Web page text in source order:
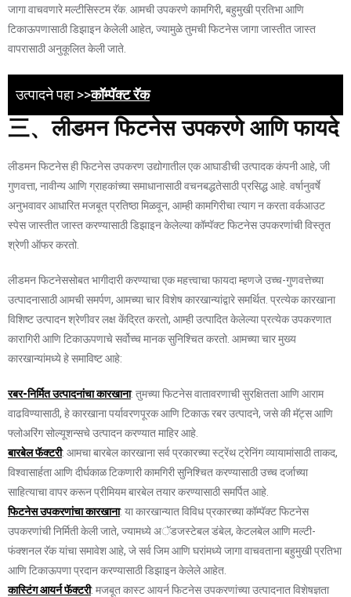
जागा वाचवणारे मल्टीसिस्टम रॅक. आमची उपकरणे कामगिरी, बहुमुखी प्रतिभा आणि
टिकाऊपणासाठी डिझाइन केलेली आहेत, ज्यामुळे तुमची फिटनेस जागा जास्तीत जास्त
वापरासाठी अनुकूलित केली जाते.
उत्पादने पहा >>कॉम्पॅक्ट रॅक
三、लीडमन फिटनेस उपकरणे आणि फायदे
लीडमन फिटनेस ही फिटनेस उपकरण उद्योगातील एक आघाडीची उत्पादक कंपनी आहे, जी
गुणवत्ता, नावीन्य आणि ग्राहकांच्या समाधानासाठी वचनबद्धतेसाठी प्रसिद्ध आहे. वर्षानुवर्षे
अनुभवावर आधारित मजबूत प्रतिष्ठा मिळवून, आम्ही कामगिरीचा त्याग न करता वर्कआउट
स्पेस जास्तीत जास्त करण्यासाठी डिझाइन केलेल्या कॉम्पॅक्ट फिटनेस उपकरणांची विस्तृत
श्रेणी ऑफर करतो.
लीडमन फिटनेससोबत भागीदारी करण्याचा एक महत्त्वाचा फायदा म्हणजे उच्च-गुणवत्तेच्या
उत्पादनासाठी आमची समर्पण, आमच्या चार विशेष कारखान्यांद्वारे समर्थित. प्रत्येक कारखाना
विशिष्ट उत्पादन श्रेणीवर लक्ष केंद्रित करतो, आम्ही उत्पादित केलेल्या प्रत्येक उपकरणात
कारागिरी आणि टिकाऊपणाचे सर्वोच्च मानक सुनिश्चित करतो. आमच्या चार मुख्य
कारखान्यांमध्ये हे समाविष्ट आहे:
रबर-निर्मित उत्पादनांचा कारखाना: तुमच्या फिटनेस वातावरणाची सुरक्षितता आणि आराम
वाढविण्यासाठी, हे कारखाना पर्यावरणपूरक आणि टिकाऊ रबर उत्पादने, जसे की मॅट्स आणि
फ्लोअरिंग सोल्यूशन्सचे उत्पादन करण्यात माहिर आहे.
बारबेल फॅक्टरी: आमचा बारबेल कारखाना सर्व प्रकारच्या स्ट्रेंथ ट्रेनिंग व्यायामांसाठी ताकद,
विश्वासार्हता आणि दीर्घकाळ टिकणारी कामगिरी सुनिश्चित करण्यासाठी उच्च दर्जाच्या
साहित्याचा वापर करून प्रीमियम बारबेल तयार करण्यासाठी समर्पित आहे.
फिटनेस उपकरणांचा कारखाना: या कारखान्यात विविध प्रकारच्या कॉम्पॅक्ट फिटनेस
उपकरणांची निर्मिती केली जाते, ज्यामध्ये अॅडजस्टेबल डंबेल, केटलबेल आणि मल्टी-
फंक्शनल रॅक यांचा समावेश आहे, जे सर्व जिम आणि घरांमध्ये जागा वाचवताना बहुमुखी प्रतिभा
आणि टिकाऊपणा प्रदान करण्यासाठी डिझाइन केलेले आहेत.
कास्टिंग आयर्न फॅक्टरी: मजबूत कास्ट आयर्न फिटनेस उपकरणांच्या उत्पादनात विशेषज्ञता